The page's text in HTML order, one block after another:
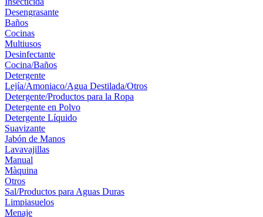
Desengrasante
Baños
Cocinas
Multiusos
Desinfectante
Cocina/Baños
Detergente
Lejía/Amoniaco/Agua Destilada/Otros
Detergente/Productos para la Ropa
Detergente en Polvo
Detergente Líquido
Suavizante
Jabón de Manos
Lavavajillas
Manual
Màquina
Otros
Sal/Productos para Aguas Duras
Limpiasuelos
Menaje